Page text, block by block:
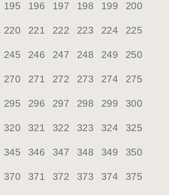
195 196 197 198 199 200
220 221 222 223 224 225
245 246 247 248 249 250
270 271 272 273 274 275
295 296 297 298 299 300
320 321 322 323 324 325
345 346 347 348 349 350
370 371 372 373 374 375